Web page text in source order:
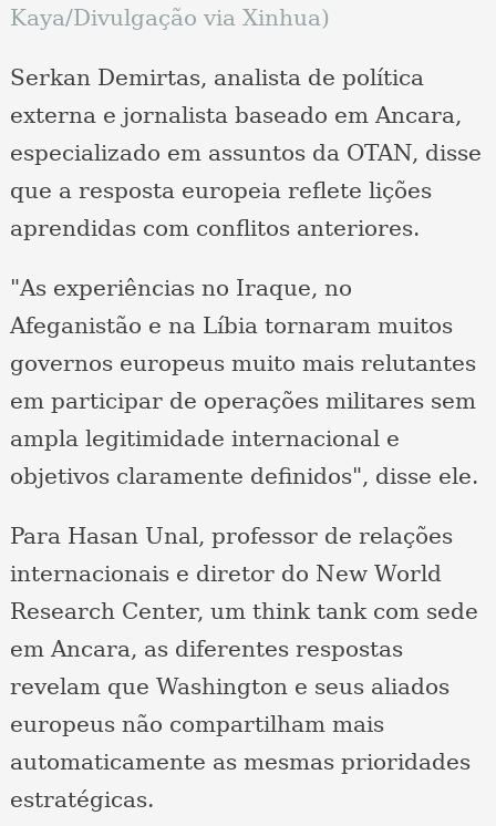
Kaya/Divulgação via Xinhua)
Serkan Demirtas, analista de política
externa e jornalista baseado em Ancara,
especializado em assuntos da OTAN, disse
que a resposta europeia reflete lições
aprendidas com conflitos anteriores.
"As experiências no Iraque, no
Afeganistão e na Líbia tornaram muitos
governos europeus muito mais relutantes
em participar de operações militares sem
ampla legitimidade internacional e
objetivos claramente definidos", disse ele.
Para Hasan Unal, professor de relações
internacionais e diretor do New World
Research Center, um think tank com sede
em Ancara, as diferentes respostas
revelam que Washington e seus aliados
europeus não compartilham mais
automaticamente as mesmas prioridades
estratégicas.